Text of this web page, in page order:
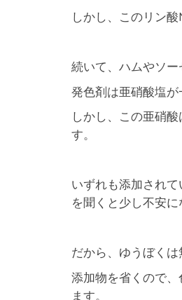
しかし、このリン
続いて、ハムやソー
発色剤は亜硝酸塩
しかし、この亜硝
す。
いずれも添加され
を聞くと少し不安に
だから、ゆうぼくは
添加物を省くので
ます。